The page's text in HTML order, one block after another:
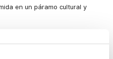
en un páramo cultural y